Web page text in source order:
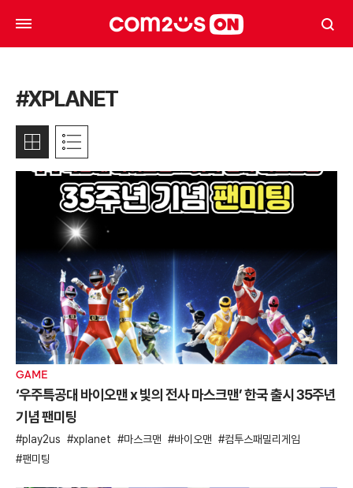
#XPLANET
GAME
‘우주특공대 바이오맨 x 빛의 전사 마스크맨’ 한국 출시 35주년
기념 팬미팅
play2us xplanet 마스크맨 바이오맨
컴투스패밀리게임
팬미팅